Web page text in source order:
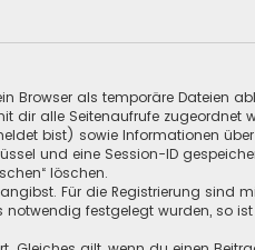
Browser als temporäre Dateien
dir alle Seitenaufrufe zugeordnet
bist) sowie Informationen
und eine Session-ID
löschen.
Für die Registrierung sind
notwendig festgelegt wurden, so